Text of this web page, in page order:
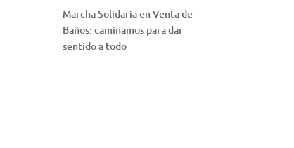
Marcha Solidaria en Venta de
Baños: caminamos para dar
sentido a todo